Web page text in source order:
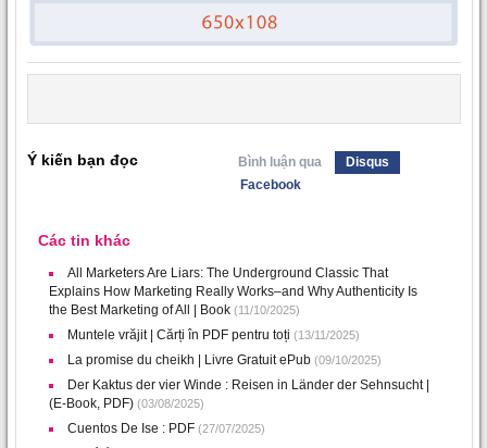
Ý kiến bạn đọc Bình luận qua
Disqus
Facebook
Các tin khác
All Marketers Are Liars: The Underground Classic That
Explains How Marketing Really Works–and Why Authenticity Is
the Best Marketing of All | Book (11/10/2025)
Muntele vrăjit | Cărți în PDF pentru toți (13/11/2025)
La promise du cheikh | Livre Gratuit ePub (09/10/2025)
Der Kaktus der vier Winde : Reisen in Länder der Sehnsucht |
(E-Book, PDF) (03/08/2025)
Cuentos De Ise : PDF (27/07/2025)